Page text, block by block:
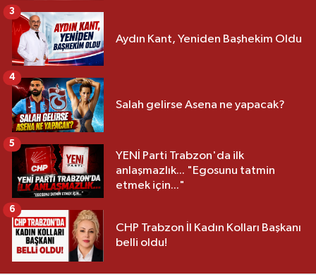
Aydın Kant, Yeniden Başhekim Oldu
3
Salah gelirse Asena ne yapacak?
4
YENİ Parti Trabzon'da ilk
anlaşmazlık... "Egosunu tatmin
etmek için..."
5
CHP Trabzon İl Kadın Kolları Başkanı
belli oldu!
6